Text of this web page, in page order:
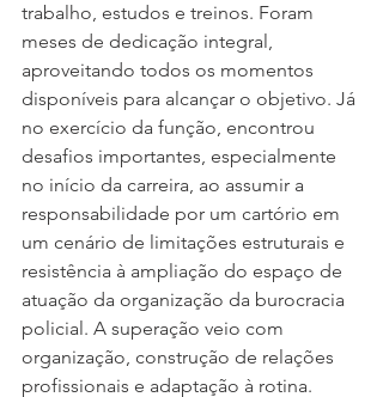
trabalho, estudos e treinos. Foram
meses de dedicação integral,
aproveitando todos os momentos
disponíveis para alcançar o objetivo. Já
no exercício da função, encontrou
desafios importantes, especialmente
no início da carreira, ao assumir a
responsabilidade por um cartório em
um cenário de limitações estruturais e
resistência à ampliação do espaço de
atuação da organização da burocracia
policial. A superação veio com
organização, construção de relações
profissionais e adaptação à rotina.